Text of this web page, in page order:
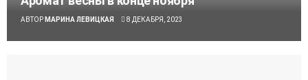
АВТОР МАРИНА ЛЕВИЦКАЯ 8 ДЕКАБРЯ, 2023